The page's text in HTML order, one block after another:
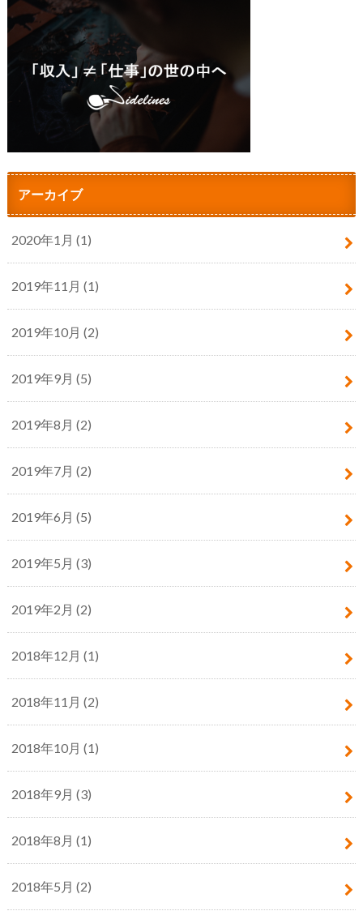
アーカイブ
2020年1月 (1)
2019年11月 (1)
2019年10月 (2)
2019年9月 (5)
2019年8月 (2)
2019年7月 (2)
2019年6月 (5)
2019年5月 (3)
2019年2月 (2)
2018年12月 (1)
2018年11月 (2)
2018年10月 (1)
2018年9月 (3)
2018年8月 (1)
2018年5月 (2)